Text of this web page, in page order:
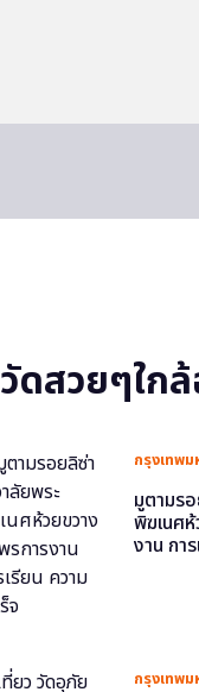
วัดสวยๆใก
กรุงเทพ
มูตามร
พิฆเนศ
งาน กา
กรุงเทพ